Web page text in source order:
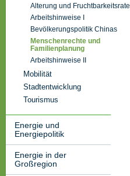
Alterung und Fruchtbarkeitsrate
Arbeitshinweise I
Bevölkerungspolitik Chinas
Menschenrechte und
Familienplanung
Arbeitshinweise II
Mobilität
Stadtentwicklung
Tourismus
Energie und
Energiepolitik
Energie in der
Großregion